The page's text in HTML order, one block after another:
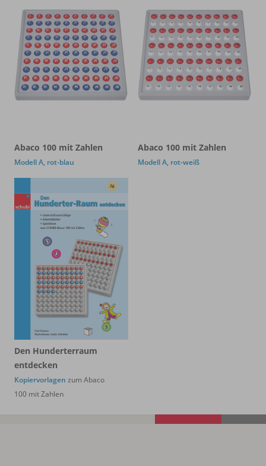
Abaco 100 mit Zahlen
Modell A, rot-blau
Abaco 100 mit Zahlen
Modell A, rot-weiß
Den Hunderterraum
entdecken
Kopiervorlagen zum Abaco
100 mit Zahlen